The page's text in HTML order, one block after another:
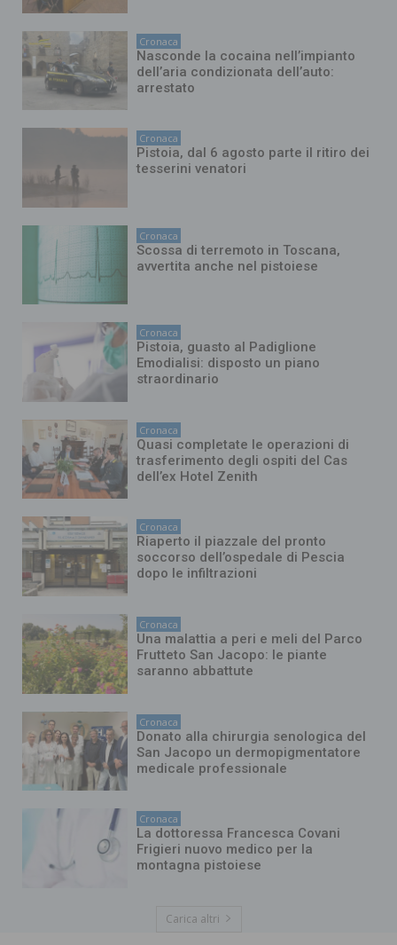
Cronaca
Nasconde la cocaina nell’impianto
dell’aria condizionata dell’auto:
arrestato
Cronaca
Pistoia, dal 6 agosto parte il ritiro dei
tesserini venatori
Cronaca
Scossa di terremoto in Toscana,
avvertita anche nel pistoiese
Cronaca
Pistoia, guasto al Padiglione
Emodialisi: disposto un piano
straordinario
Cronaca
Quasi completate le operazioni di
trasferimento degli ospiti del Cas
dell’ex Hotel Zenith
Cronaca
Riaperto il piazzale del pronto
soccorso dell’ospedale di Pescia
dopo le infiltrazioni
Cronaca
Una malattia a peri e meli del Parco
Frutteto San Jacopo: le piante
saranno abbattute
Cronaca
Donato alla chirurgia senologica del
San Jacopo un dermopigmentatore
medicale professionale
Cronaca
La dottoressa Francesca Covani
Frigieri nuovo medico per la
montagna pistoiese
Carica altri